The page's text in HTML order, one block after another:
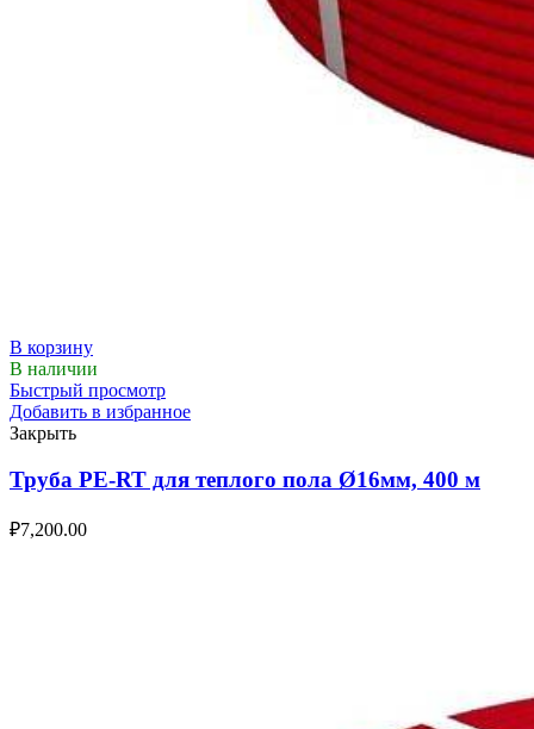
В корзину
В наличии
Быстрый просмотр
Добавить в избранное
Закрыть
Труба PE-RT для теплого пола Ø16мм, 400 м
₽7,200.00